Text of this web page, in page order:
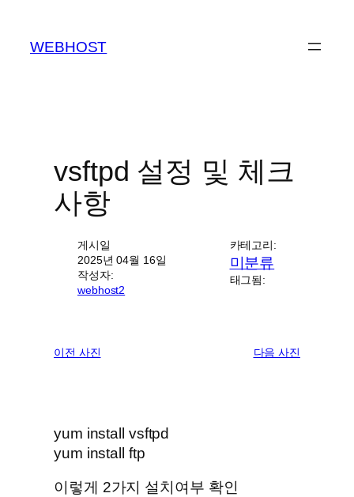
WEBHOST
vsftpd 설정 및 체크
사항
게시일
2025년 04월 16일
작성자:
webhost2
카테고리:
미분류
태그됨:
이전 사진 다음 사진
yum install vsftpd
yum install ftp
이렇게 2가지 설치여부 확인